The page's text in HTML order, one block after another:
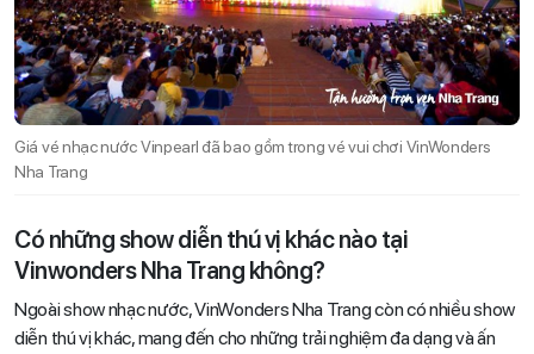
Giá vé nhạc nước Vinpearl đã bao gồm trong vé vui chơi VinWonders
Nha Trang
Có những show diễn thú vị khác nào tại
Vinwonders Nha Trang không?
Ngoài show nhạc nước, VinWonders Nha Trang còn có nhiều show
diễn thú vị khác, mang đến cho những trải nghiệm đa dạng và ấn